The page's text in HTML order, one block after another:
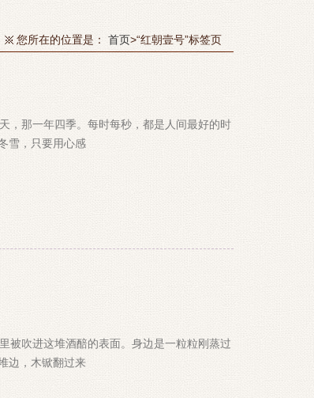
您所在的位置是： 首页>“红朝壹号”标签页
，那一年四季。每时每秒，都是人间最好的时
雪，只要用心感
吹进这堆酒醅的表面。身边是一粒粒刚蒸过
边，木锨翻过来